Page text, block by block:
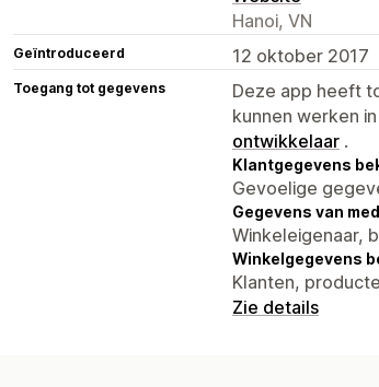
Hanoi, VN
Geïntroduceerd 12 oktober 2017
Toegang tot gegevens
Deze app heeft
kunnen werken
ontwikkelaar .
Klantgegevens
Gevoelige
Gegevens van
Winkeleigenaar,
Winkelgegevens
Klanten,
Zie details